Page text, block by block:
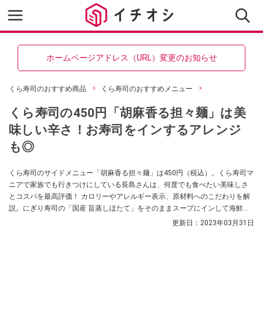
ホームページアドレス（URL）変更のお知らせ
くら寿司のおすすめ商品 くら寿司のおすすめメニュー
くら寿司の450円「胡麻香る担々麺」は美
味しい辛さ！お寿司をインするアレンジ
も◎
くら寿司のサイドメニュー「胡麻香る担々麺」は450円（税込）。くら寿司マ
ニアで家族でも行きつけにしている長島さんは、何度でも食べたい美味しさ
とコスパを最高評価！ カロリーやアレルギー表示、原材料へのこだわりを解
説。にぎり寿司の「国産 旨蒸しほたて」をそのままスープにインして海鮮お
更新日： 2023年03月31日